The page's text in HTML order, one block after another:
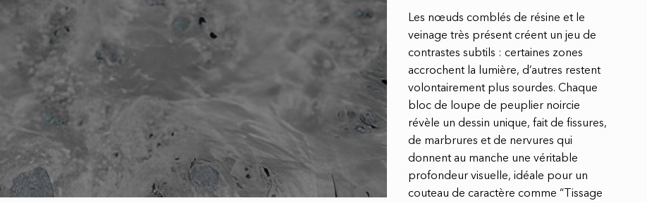
Les nœuds comblés de résine et le
veinage très présent créent un jeu de
contrastes subtils : certaines zones
accrochent la lumière, d’autres restent
volontairement plus sourdes. Chaque
bloc de loupe de peuplier noircie
révèle un dessin unique, fait de fissures,
de marbrures et de nervures qui
donnent au manche une véritable
profondeur visuelle, idéale pour un
couteau de caractère comme “Tissage